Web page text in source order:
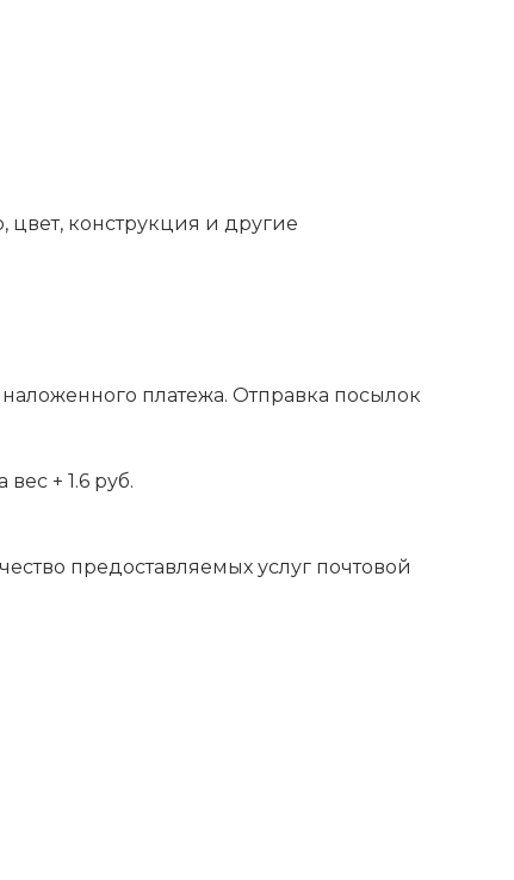
цвет, конструкция и другие
платежа. Отправка посылок
+ 1.6 руб.
предоставляемых услуг почтовой